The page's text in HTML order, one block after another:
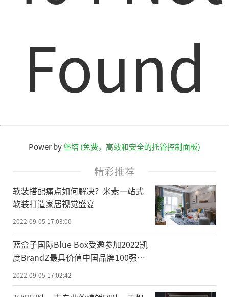
Found
Power by堡塔 (免费，高效和安全的托管控制面板)
精彩推荐
软装搭配痛点如何解决？米素一站式
软装打造家居视觉盛宴
2022-09-05 17:03:00
蓝盒子国际Blue Box受邀参加2022凯
度BrandZ最具价值中国品牌100强发
布会
2022-09-05 17:02:42